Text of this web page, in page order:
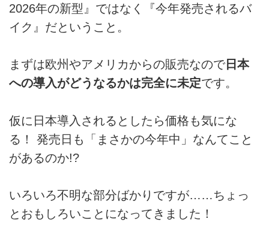
2026年の新型』ではなく『今年発売されるバ
イク』だということ。
まずは欧州やアメリカからの販売なので日本
への導入がどうなるかは完全に未定です。
仮に日本導入されるとしたら価格も気にな
る！ 発売日も「まさかの今年中」なんてこと
があるのか!?
いろいろ不明な部分ばかりですが……ちょっ
とおもしろいことになってきました！